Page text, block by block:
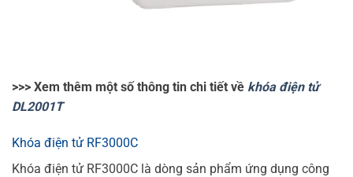
>>> Xem thêm một số thông tin chi tiết về khóa điện tử
DL2001T
Khóa điện tử RF3000C
Khóa điện tử RF3000C là dòng sản phẩm ứng dụng công